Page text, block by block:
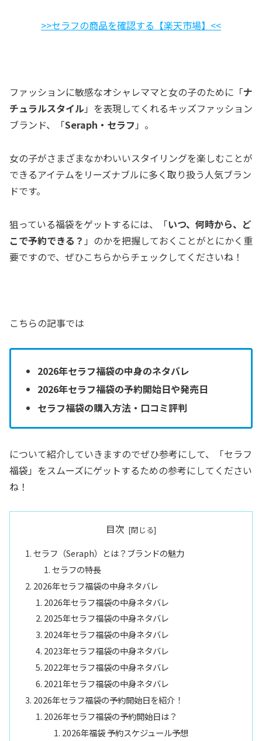
>>セラフの商品を確認する【楽天市場】<<
ファッションに敏感なオシャレママと女の子のために「ナ
チュラルスタイル 」を表現してくれるキッズファッション
ブランド、「Seraph・セラフ 」。
女の子がさまざまなかわいいスタイリングを楽しむことが
できるアイテムをリーズナブルに多く取り扱う人気ブラン
ドです。
狙っている福袋をゲットするには、「いつ、何時から、ど
こで予約できる？ 」のかを把握しておくことがとにかく重
要ですので、ぜひこちらからチェックしてくださいね！
こちらの記事では
2026年セラフ福袋の中身のネタバレ
2026年セラフ福袋の予約開始日や発売日
セラフ福袋の購入方法・口コミ評判
について紹介していきますのでぜひ参考にして、「セラフ
福袋」をスムーズにゲットするための参考にしてください
ね！
目次
セラフ（Seraph）とは？ブランドの魅力
セラフの特長
2026年セラフ福袋の中身ネタバレ
2026年セラフ福袋の中身ネタバレ
2025年セラフ福袋の中身ネタバレ
2024年セラフ福袋の中身ネタバレ
2023年セラフ福袋の中身ネタバレ
2022年セラフ福袋の中身ネタバレ
2021年セラフ福袋の中身ネタバレ
2026年セラフ福袋の予約開始日を紹介！
2026年セラフ福袋の予約開始日は？
2026年福袋 予約スケジュール予想